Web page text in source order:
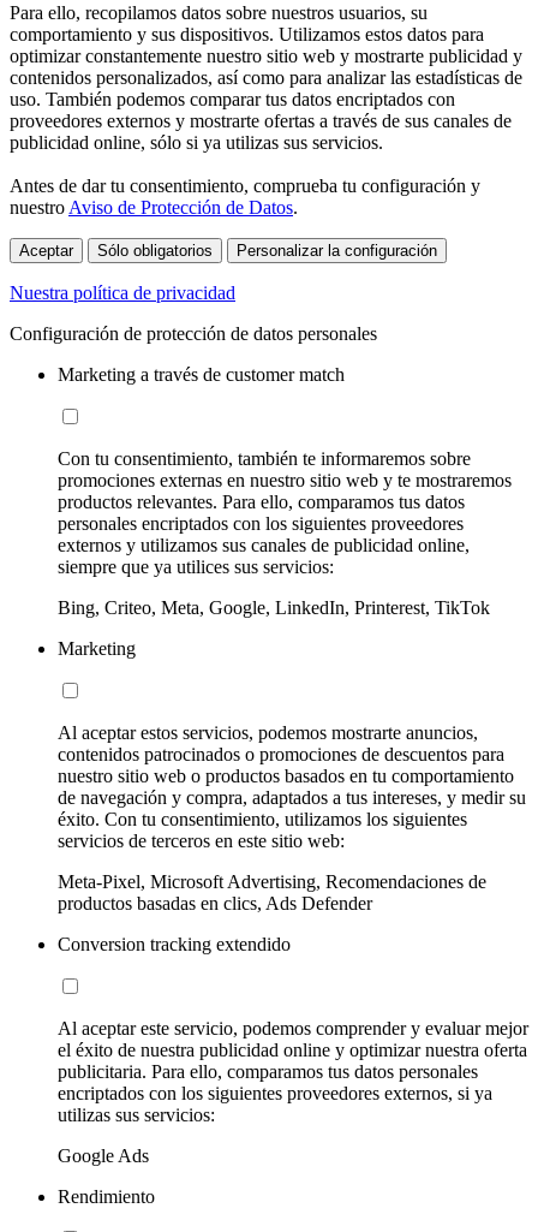
Para ello, recopilamos datos sobre nuestros usuarios, su
comportamiento y sus dispositivos. Utilizamos estos datos para
optimizar constantemente nuestro sitio web y mostrarte publicidad y
contenidos personalizados, así como para analizar las estadísticas de
uso. También podemos comparar tus datos encriptados con
proveedores externos y mostrarte ofertas a través de sus canales de
publicidad online, sólo si ya utilizas sus servicios.
Antes de dar tu consentimiento, comprueba tu configuración y
nuestro Aviso de Protección de Datos.
Aceptar Sólo obligatorios Personalizar la configuración
Nuestra política de privacidad
Configuración de protección de datos personales
Marketing a través de customer match
Con tu consentimiento, también te informaremos sobre
promociones externas en nuestro sitio web y te mostraremos
productos relevantes. Para ello, comparamos tus datos
personales encriptados con los siguientes proveedores
externos y utilizamos sus canales de publicidad online,
siempre que ya utilices sus servicios:
Bing, Criteo, Meta, Google, LinkedIn, Printerest, TikTok
Marketing
Al aceptar estos servicios, podemos mostrarte anuncios,
contenidos patrocinados o promociones de descuentos para
nuestro sitio web o productos basados en tu comportamiento
de navegación y compra, adaptados a tus intereses, y medir su
éxito. Con tu consentimiento, utilizamos los siguientes
servicios de terceros en este sitio web:
Meta-Pixel, Microsoft Advertising, Recomendaciones de
productos basadas en clics, Ads Defender
Conversion tracking extendido
Al aceptar este servicio, podemos comprender y evaluar mejor
el éxito de nuestra publicidad online y optimizar nuestra oferta
publicitaria. Para ello, comparamos tus datos personales
encriptados con los siguientes proveedores externos, si ya
utilizas sus servicios:
Google Ads
Rendimiento